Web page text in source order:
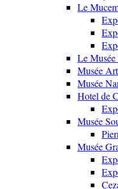
Le
Le
Musée
Musée
Hotel de
Musée
Musée